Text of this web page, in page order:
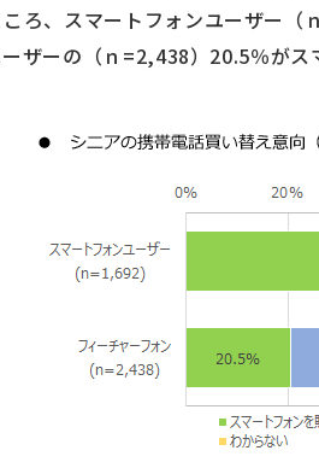
ろ、スマートフォンユーザー
ザーの（ｎ=2,438）20.5％がス